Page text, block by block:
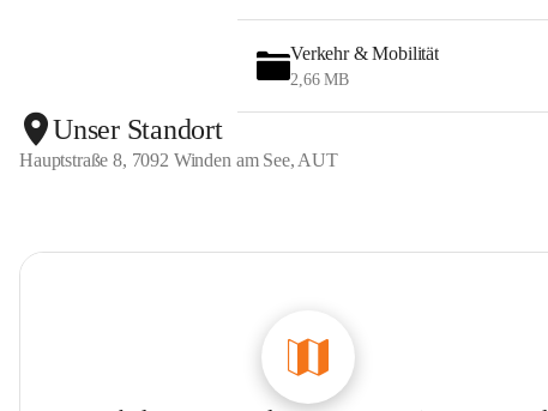
Verkehr & Mobilität
2,66 MB
Unser Standort
Hauptstraße 8, 7092 Winden am See, AUT